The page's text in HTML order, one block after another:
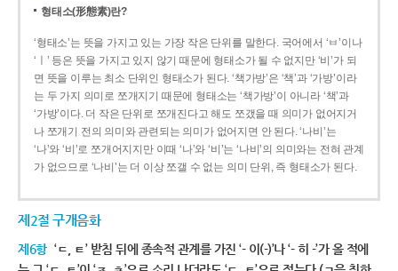
형태소(形態素)란?
‘형태소’는 뜻을 가지고 있는 가장 작은 단위를 말한다. 국어에서 ‘ㅂ’이나
‘ㅣ’ 등은 뜻을 가지고 있지 않기 때문에 형태소가 될 수 없지만 ‘비’가 되
면 뜻을 이루는 최소 단위인 형태소가 된다. ‘책가방’은 ‘책’과 ‘가방’이라
는 두 가지 의미로 쪼개지기 때문에 형태소는 ‘책가방’이 아니라 ‘책’과
‘가방’이다. 더 작은 단위로 쪼개진다고 해도 쪼갰을 때 의미가 없어지거
나 쪼개기 전의 의미와 관련되는 의미가 없어지면 안 된다. ‘나비’는
‘나’와 ‘비’로 쪼개어지지만 이때 ‘나’와 ‘비’는 ‘나비’의 의미와는 전혀 관계
가 없으므로 ‘나비’는 더 이상 쪼갤 수 없는 의미 단위, 즉 형태소가 된다.
제2절 구개음화
제6항 ‘ㄷ, ㅌ’ 받침 뒤에 종속적 관계를 가진 ‘- 이(-)’나 ‘- 히 -’가 올 적에